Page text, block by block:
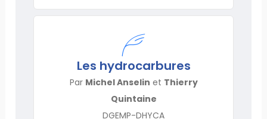
Les hydrocarbures
Par Michel Anselin et Thierry
Quintaine
DGEMP-DHYCA